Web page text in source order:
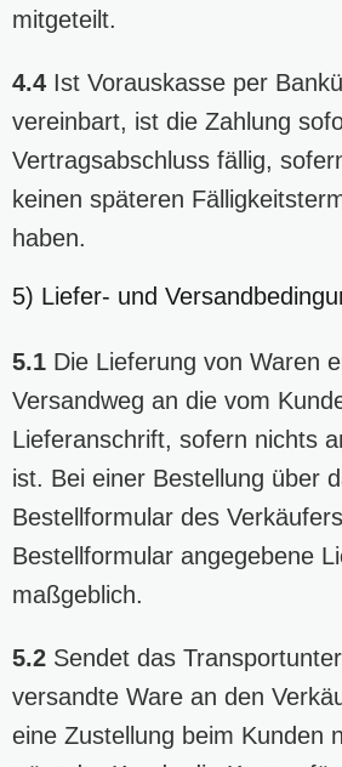
mitgeteilt.
4.4 Ist Vorauskasse per
vereinbart, ist die Zahlung
Vertragsabschluss fällig,
keinen späteren
haben.
5) Liefer- und
5.1 Die Lieferung von Waren
Versandweg an die vom
Lieferanschrift, sofern nichts
ist. Bei einer Bestellung über
Bestellformular des
Bestellformular angegebene
maßgeblich.
5.2 Sendet das
versandte Ware an den
eine Zustellung beim Kunden